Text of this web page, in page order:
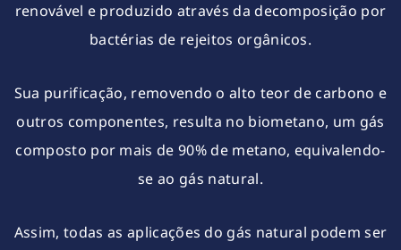
renovável e produzido através da decomposição por
bactérias de rejeitos orgânicos.
Sua purificação, removendo o alto teor de carbono e
outros componentes, resulta no biometano, um gás
composto por mais de 90% de metano, equivalendo-
se ao gás natural.
Assim, todas as aplicações do gás natural podem ser